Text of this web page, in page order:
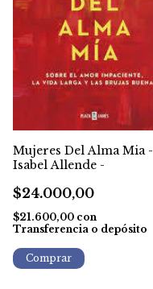
Mujeres Del Alma Mia -
Isabel Allende -
$24.000,00
$21.600,00 con
Transferencia o depósito